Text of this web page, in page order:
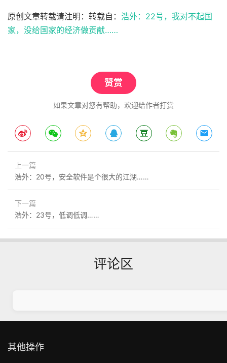
原创文章转载请注明：转载自： 浩外：22号，我对不起国
家，没给国家的经济做贡献……
赞赏
如果文章对您有帮助，欢迎给作者打赏
上一篇
浩外：20号，安全软件是个很大的江湖……
下一篇
浩外：23号，低调低调……
评论区
其他操作